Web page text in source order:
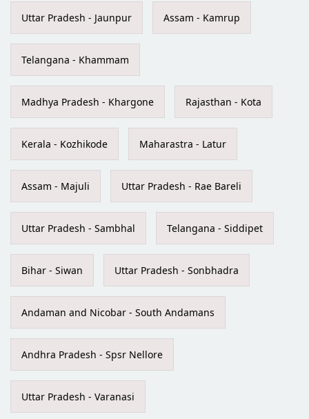
Uttar Pradesh - Jaunpur Assam - Kamrup
Telangana - Khammam
Madhya Pradesh - Khargone Rajasthan - Kota
Kerala - Kozhikode Maharastra - Latur
Assam - Majuli Uttar Pradesh - Rae Bareli
Uttar Pradesh - Sambhal Telangana - Siddipet
Bihar - Siwan Uttar Pradesh - Sonbhadra
Andaman and Nicobar - South Andamans
Andhra Pradesh - Spsr Nellore
Uttar Pradesh - Varanasi